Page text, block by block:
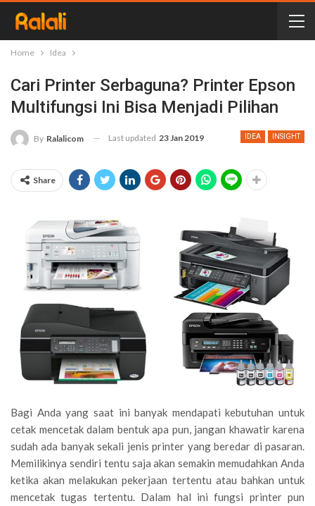
Home Idea
Cari Printer Serbaguna? Printer Epson
Multifungsi Ini Bisa Menjadi Pilihan
IDEA INSIGHT
By Ralalicom Last updated 23 Jan 2019
Share
Bagi Anda yang saat ini banyak mendapati kebutuhan untuk
cetak mencetak dalam bentuk apa pun, jangan khawatir karena
sudah ada banyak sekali jenis printer yang beredar di pasaran.
Memilikinya sendiri tentu saja akan semakin memudahkan Anda
ketika akan melakukan pekerjaan tertentu atau bahkan untuk
mencetak tugas tertentu. Dalam hal ini fungsi printer pun